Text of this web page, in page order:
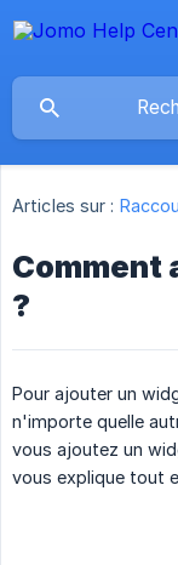
Articles sur :
Comment
?
Pour ajouter un
n'importe quelle
vous ajoutez un
vous explique tout